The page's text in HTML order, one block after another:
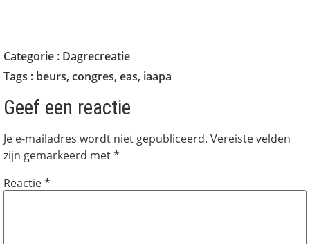
Categorie : Dagrecreatie
Tags : beurs, congres, eas, iaapa
Geef een reactie
Je e-mailadres wordt niet gepubliceerd. Vereiste velden
zijn gemarkeerd met*
Reactie*